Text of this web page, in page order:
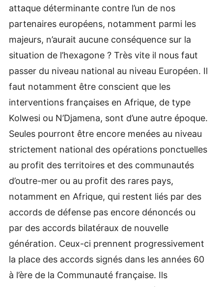
attaque déterminante contre l’un de nos
partenaires européens, notamment parmi les
majeurs, n’aurait aucune conséquence sur la
situation de l’hexagone ? Très vite il nous faut
passer du niveau national au niveau Européen. Il
faut notamment être conscient que les
interventions françaises en Afrique, de type
Kolwesi ou N’Djamena, sont d’une autre époque.
Seules pourront être encore menées au niveau
strictement national des opérations ponctuelles
au profit des territoires et des communautés
d’outre-mer ou au profit des rares pays,
notamment en Afrique, qui restent liés par des
accords de défense pas encore dénoncés ou
par des accords bilatéraux de nouvelle
génération. Ceux-ci prennent progressivement
la place des accords signés dans les années 60
à l’ère de la Communauté française. Ils